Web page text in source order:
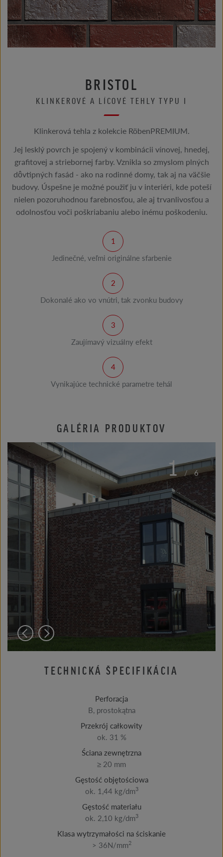
BRISTOL
KLINKEROVÉ A LÍCOVÉ TEHLY TYPU I
Klinkerová tehla z kolekcie RöbenPREMIUM.
Jej lesklý povrch je spojený v kombinácii vínovej, hnedej,
grafitovej a striebornej farby. Vznikla so zmyslom plných
dôvtipných fasád - ako na rodinné domy, tak aj na väčšie
budovy. Úspešne je možné použiť ju v interiéri, kde poteší
nielen pozoruhodnou farebnosťou, ale aj trvanlivosťou a
odolnosťou voči poškriabaniu alebo inému poškodeniu.
Jedinečné, veľmi originálne sfarbenie
Dokonalé ako vo vnútri, tak zvonku budovy
Zaujímavý vizuálny efekt
Vynikajúce technické parametre tehál
GALÉRIA PRODUKTOV
1/6
TECHNICKÁ ŠPECIFIKÁCIA
Perforacja
B, prostokątna
Przekrój całkowity
ok. 31 %
Ściana zewnętrzna
≥ 20 mm
Gęstość objętościowa
ok. 1,44 kg/dm3
Gęstość materiału
ok. 2,10 kg/dm3
Klasa wytrzymałości na ściskanie
> 36N/mm2